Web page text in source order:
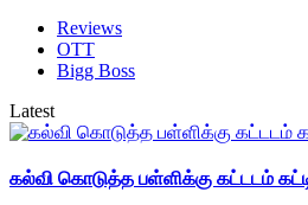
Reviews
OTT
Bigg Boss
Latest
கல்வி கொடுத்த பள்ளிக்கு கட்டடம்